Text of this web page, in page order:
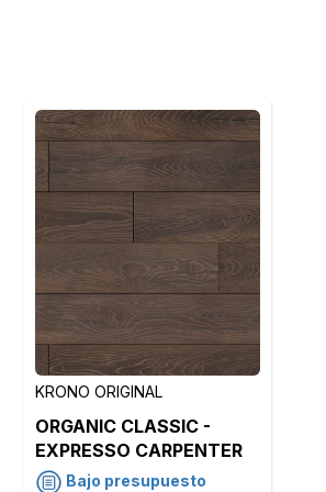
KRONO ORIGINAL
ORGANIC CLASSIC -
EXPRESSO CARPENTER
OAK - K479
Bajo presupuesto